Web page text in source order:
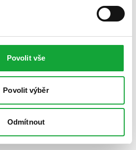
Povolit vše
Povolit výběr
Odmítnout